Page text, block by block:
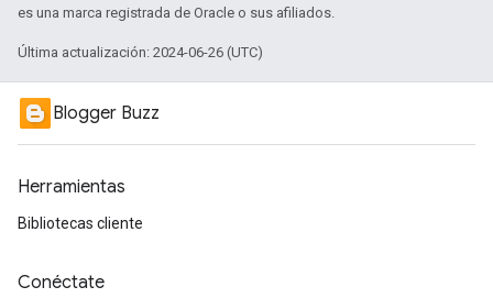
es una marca registrada de Oracle o sus afiliados.
Última actualización: 2024-06-26 (UTC)
Blogger Buzz
Herramientas
Bibliotecas cliente
Conéctate